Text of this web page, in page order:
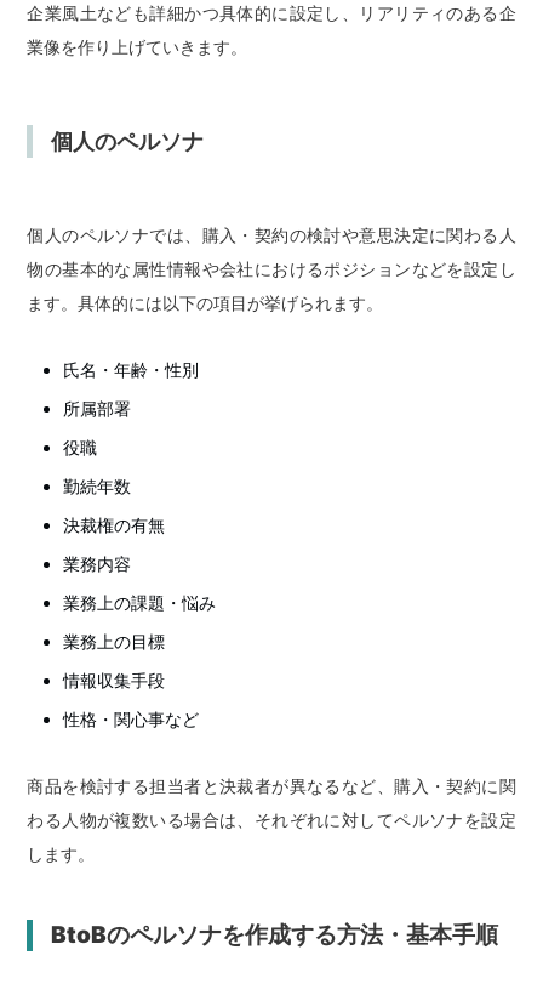
企業風土なども詳細かつ具体的に設定し、リアリティのある企
業像を作り上げていきます。
個人のペルソナ
個人のペルソナでは、購入・契約の検討や意思決定に関わる人
物の基本的な属性情報や会社におけるポジションなどを設定し
ます。具体的には以下の項目が挙げられます。
氏名・年齢・性別
所属部署
役職
勤続年数
決裁権の有無
業務内容
業務上の課題・悩み
業務上の目標
情報収集手段
性格・関心事など
商品を検討する担当者と決裁者が異なるなど、購入・契約に関
わる人物が複数いる場合は、それぞれに対してペルソナを設定
します。
BtoBのペルソナを作成する方法・基本手順